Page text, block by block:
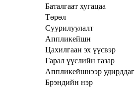
Баталгаат хугацаа
Төрөл
Суурилуулалт
Аппликейшн
Цахилгаан эх үүсвэр
Гарал үүслийн газар
Аппликейшнээр удирддаг
Брэндийн нэр